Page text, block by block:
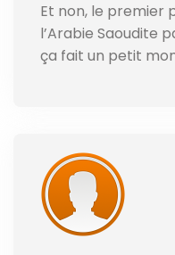
Et non, le premier
l’Arabie Saoudite
ça fait un petit